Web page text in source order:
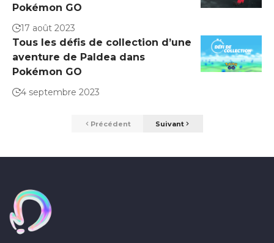
Pokémon GO
17 août 2023
Tous les défis de collection d’une
aventure de Paldea dans
Pokémon GO
4 septembre 2023
Précédent Suivant